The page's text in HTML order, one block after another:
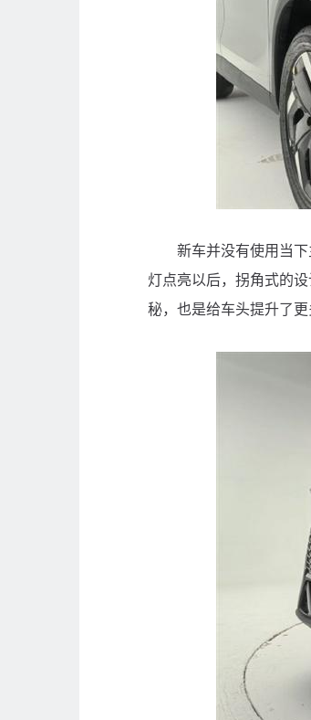
新车并没有使用当下
灯点亮以后，拐角式的
秘，也是给车头提升了更